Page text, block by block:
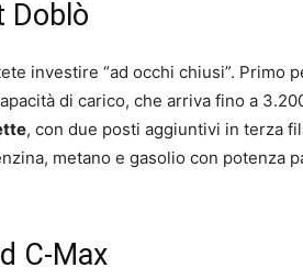
Doblò
investire “ad occhi chiusi”. Primo
di carico, che arriva fino a
, con due posti aggiuntivi in terza
metano e gasolio con potenza
C-Max